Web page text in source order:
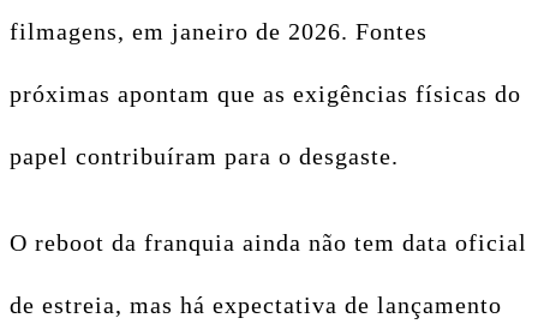
filmagens, em janeiro de 2026. Fontes
próximas apontam que as exigências físicas do
papel contribuíram para o desgaste.
O reboot da franquia ainda não tem data oficial
de estreia, mas há expectativa de lançamento